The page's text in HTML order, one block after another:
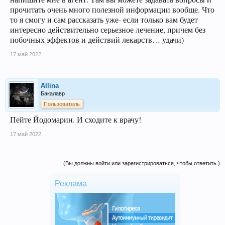
прочитать очень много полезной информации вообще. Что
то я смогу и сам рассказать уже- если только вам будет
интересно действительно серьезное лечение, причем без
побочных эффектов и действий лекарств… удачи)
17 май 2022
Allina
Бакалавр
Пользователь
Пейте Йодомарин. И сходите к врачу!
17 май 2022
(Вы должны войти или зарегистрироваться, чтобы ответить.)
Реклама